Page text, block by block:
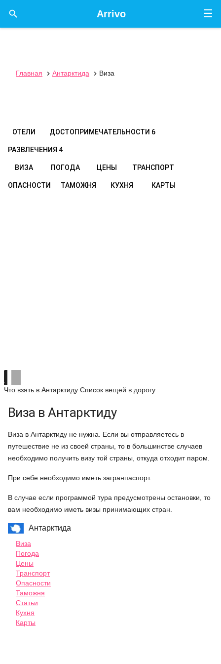
☰
Arrivo

Главная  Антарктида  Виза
ОТЕЛИ ДОСТОПРИМЕЧАТЕЛЬНОСТИ 6
РАЗВЛЕЧЕНИЯ 4
ВИЗА ПОГОДА ЦЕНЫ ТРАНСПОРТ
ОПАСНОСТИ ТАМОЖНЯ КУХНЯ КАРТЫ
Что взять в Антарктиду Список вещей в дорогу
Виза в Антарктиду
Виза в Антарктиду не нужна. Если вы отправляетесь в
путешествие не из своей страны, то в большинстве случаев
необходимо получить визу той страны, откуда отходит паром.
При себе необходимо иметь загранпаспорт.
В случае если программой тура предусмотрены остановки, то
вам необходимо иметь визы принимающих стран.
Антарктида
Виза
Погода
Цены
Транспорт
Опасности
Таможня
Статьи
Кухня
Карты